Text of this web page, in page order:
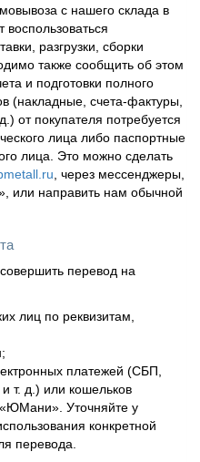
с нашего склада в
разгрузки, сборки
также сообщить об этом
и подготовки полного
(накладные, счета-фактуры,
от покупателя потребуется
лица либо паспортные
лица. Это можно сделать
, через мессенджеры,
или направить нам обычной
перевод на
лиц по реквизитам,
платежей (СБП,
т. д.) или кошельков
Уточняйте у
конкретной
перевода.